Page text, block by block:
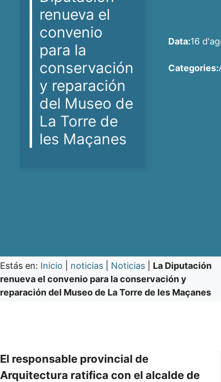
renueva el
convenio
para la
conservación
y reparación
del Museo de
La Torre de
les Maçanes
Data:16
Categories:
Estás en: Inicio noticias Noticias
La Diputación
renueva el convenio para la conservación y
reparación del Museo de La Torre de les Maçanes
El responsable provincial de
Arquitectura ratifica con el alcalde de